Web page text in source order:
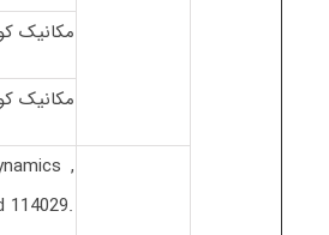
مکانیک
مکانیک
,
114029.